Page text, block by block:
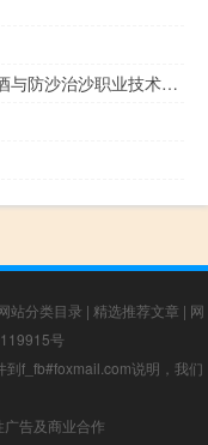
宁夏幼儿师范高等专科学校和宁夏葡萄酒与防沙治沙职业技术学院的专业对比
站分类目录 | 精选推荐文章 | 网
号
到f_fb#foxmail.com说明，我们
告及商业合作